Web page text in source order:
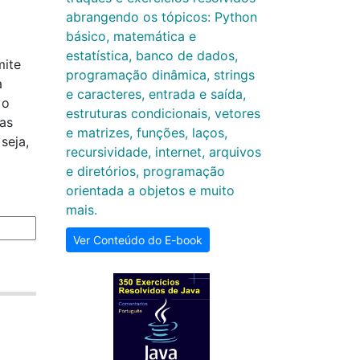
abrangendo os tópicos: Python
básico, matemática e
estatística, banco de dados,
programação dinâmica, strings
e caracteres, entrada e saída,
estruturas condicionais, vetores
e matrizes, funções, laços,
recursividade, internet, arquivos
e diretórios, programação
orientada a objetos e muito
mais.
Ver Conteúdo do E-book